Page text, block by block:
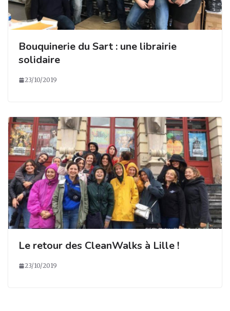
Bouquinerie du Sart : une librairie
solidaire
23/10/2019
Le retour des CleanWalks à Lille !
23/10/2019